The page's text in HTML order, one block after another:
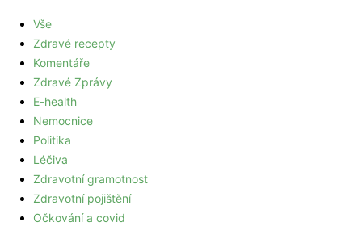
Vše
Zdravé recepty
Komentáře
Zdravé Zprávy
E-health
Nemocnice
Politika
Léčiva
Zdravotní gramotnost
Zdravotní pojištění
Očkování a covid